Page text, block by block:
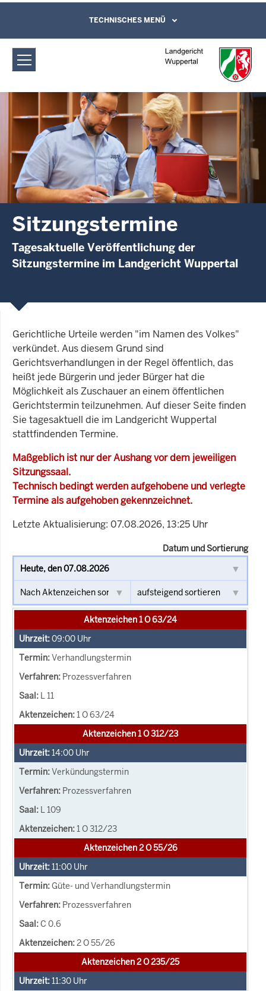
Landgericht Wuppertal:
Sitzungstermine
Direkt zum Inhalt
Leichte Sprache, Gebärdensprachenvideo
und Kontaktformular
TECHNISCHES MENÜ
Sitzungstermine
Tagesaktuelle Veröffentlichung der
Sitzungstermine im Landgericht Wuppertal
Gerichtliche Urteile werden "im Namen des Volkes"
verkündet. Aus diesem Grund sind
Gerichtsverhandlungen in der Regel öffentlich, das
heißt jede Bürgerin und jeder Bürger hat die
Möglichkeit als Zuschauer an einem öffentlichen
Gerichtstermin teilzunehmen. Auf dieser Seite finden
Sie tagesaktuell die im Landgericht Wuppertal
stattfindenden Termine.
Maßgeblich ist nur der Aushang vor dem jeweiligen
Sitzungssaal.
Technisch bedingt werden aufgehobene und verlegte
Termine als aufgehoben gekennzeichnet.
Letzte Aktualisierung: 07.08.2026, 13:25 Uhr
Datum und Sortierung
Aktenzeichen 1 O 63/24
09:00 Uhr
Verhandlungstermin
Prozessverfahren
L 11
1 O 63/24
Aktenzeichen 1 O 312/23
14:00 Uhr
Verkündungstermin
Prozessverfahren
L 109
1 O 312/23
Aktenzeichen 2 O 55/26
11:00 Uhr
Güte- und Verhandlungstermin
Prozessverfahren
C 0.6
2 O 55/26
Aktenzeichen 2 O 235/25
11:30 Uhr